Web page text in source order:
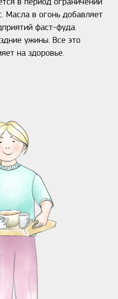
в период ограничений
Масла в огонь добавляет
фаст-фуда.
ужины. Все это
на здоровье.